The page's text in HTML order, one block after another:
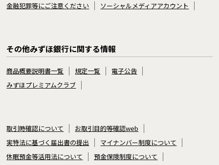
金融犯罪等にご注意ください
ソーシャルメディアアカウント
その他みずほ銀行に関する情報
商品概要説明書一覧 規定一覧
電子公告
みずほプレミアムクラブ
取引時確認について
お取引目的等確認web
実特法に基づく届出書の提出
マイナンバー制度について
休眠預金等活用法について
預金保険制度について